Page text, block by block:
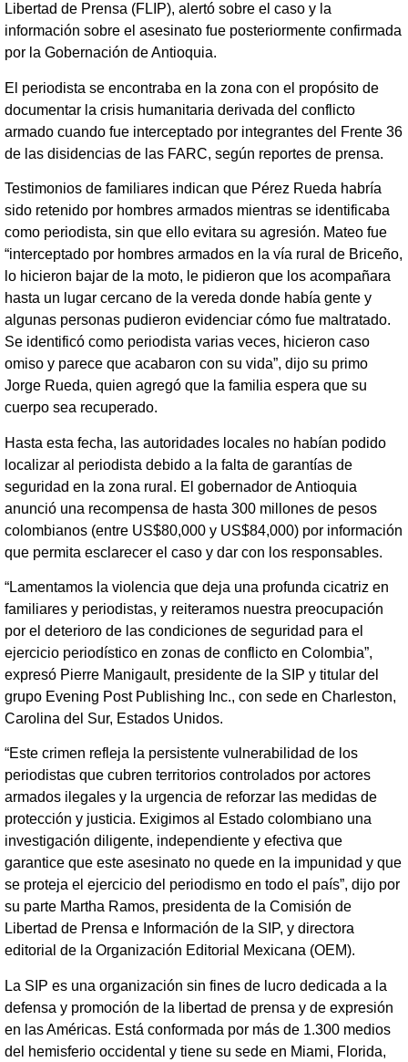
Libertad de Prensa (FLIP), alertó sobre el caso y la
información sobre el asesinato fue posteriormente confirmada
por la Gobernación de Antioquia.
El periodista se encontraba en la zona con el propósito de
documentar la crisis humanitaria derivada del conflicto
armado cuando fue interceptado por integrantes del Frente 36
de las disidencias de las FARC, según reportes de prensa.
Testimonios de familiares indican que Pérez Rueda habría
sido retenido por hombres armados mientras se identificaba
como periodista, sin que ello evitara su agresión. Mateo fue
“interceptado por hombres armados en la vía rural de Briceño,
lo hicieron bajar de la moto, le pidieron que los acompañara
hasta un lugar cercano de la vereda donde había gente y
algunas personas pudieron evidenciar cómo fue maltratado.
Se identificó como periodista varias veces, hicieron caso
omiso y parece que acabaron con su vida”, dijo su primo
Jorge Rueda, quien agregó que la familia espera que su
cuerpo sea recuperado.
Hasta esta fecha, las autoridades locales no habían podido
localizar al periodista debido a la falta de garantías de
seguridad en la zona rural. El gobernador de Antioquia
anunció una recompensa de hasta 300 millones de pesos
colombianos (entre US$80,000 y US$84,000) por información
que permita esclarecer el caso y dar con los responsables.
“Lamentamos la violencia que deja una profunda cicatriz en
familiares y periodistas, y reiteramos nuestra preocupación
por el deterioro de las condiciones de seguridad para el
ejercicio periodístico en zonas de conflicto en Colombia”,
expresó Pierre Manigault, presidente de la SIP y titular del
grupo Evening Post Publishing Inc., con sede en Charleston,
Carolina del Sur, Estados Unidos.
“Este crimen refleja la persistente vulnerabilidad de los
periodistas que cubren territorios controlados por actores
armados ilegales y la urgencia de reforzar las medidas de
protección y justicia. Exigimos al Estado colombiano una
investigación diligente, independiente y efectiva que
garantice que este asesinato no quede en la impunidad y que
se proteja el ejercicio del periodismo en todo el país”, dijo por
su parte Martha Ramos, presidenta de la Comisión de
Libertad de Prensa e Información de la SIP, y directora
editorial de la Organización Editorial Mexicana (OEM).
La SIP es una organización sin fines de lucro dedicada a la
defensa y promoción de la libertad de prensa y de expresión
en las Américas. Está conformada por más de 1.300 medios
del hemisferio occidental y tiene su sede en Miami, Florida,